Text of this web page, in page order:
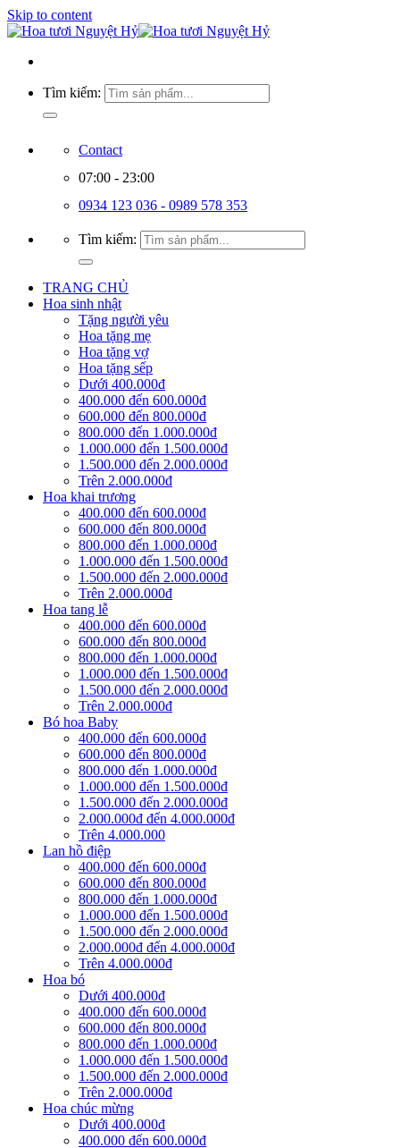
Skip to content
Tìm kiếm:
Contact
07:00 - 23:00
0934 123 036 - 0989 578 353
Tìm kiếm:
TRANG CHỦ
Hoa sinh nhật
Tặng người yêu
Hoa tặng mẹ
Hoa tặng vợ
Hoa tặng sếp
Dưới 400.000đ
400.000 đến 600.000đ
600.000 đến 800.000đ
800.000 đến 1.000.000đ
1.000.000 đến 1.500.000đ
1.500.000 đến 2.000.000đ
Trên 2.000.000đ
Hoa khai trương
400.000 đến 600.000đ
600.000 đến 800.000đ
800.000 đến 1.000.000đ
1.000.000 đến 1.500.000đ
1.500.000 đến 2.000.000đ
Trên 2.000.000đ
Hoa tang lễ
400.000 đến 600.000đ
600.000 đến 800.000đ
800.000 đến 1.000.000đ
1.000.000 đến 1.500.000đ
1.500.000 đến 2.000.000đ
Trên 2.000.000đ
Bó hoa Baby
400.000 đến 600.000đ
600.000 đến 800.000đ
800.000 đến 1.000.000đ
1.000.000 đến 1.500.000đ
1.500.000 đến 2.000.000đ
2.000.000đ đến 4.000.000đ
Trên 4.000.000
Lan hồ điệp
400.000 đến 600.000đ
600.000 đến 800.000đ
800.000 đến 1.000.000đ
1.000.000 đến 1.500.000đ
1.500.000 đến 2.000.000đ
2.000.000đ đến 4.000.000đ
Trên 4.000.000đ
Hoa bó
Dưới 400.000đ
400.000 đến 600.000đ
600.000 đến 800.000đ
800.000 đến 1.000.000đ
1.000.000 đến 1.500.000đ
1.500.000 đến 2.000.000đ
Trên 2.000.000đ
Hoa chúc mừng
Dưới 400.000đ
400.000 đến 600.000đ